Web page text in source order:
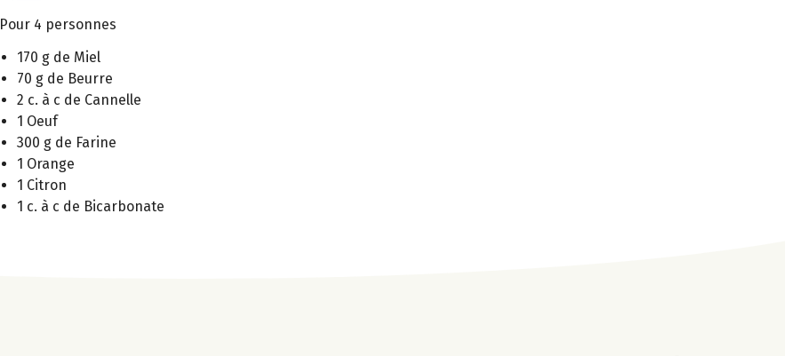
Pour 4 personnes
170 g de Miel
70 g de Beurre
2 c. à c de Cannelle
1 Oeuf
300 g de Farine
1 Orange
1 Citron
1 c. à c de Bicarbonate